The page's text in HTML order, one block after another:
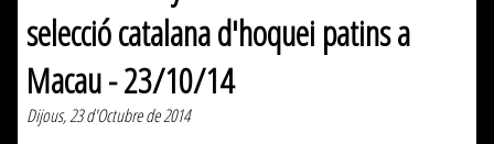
selecció catalana d'hoquei patins a
Macau - 23/10/14
Dijous, 23 d'Octubre de 2014